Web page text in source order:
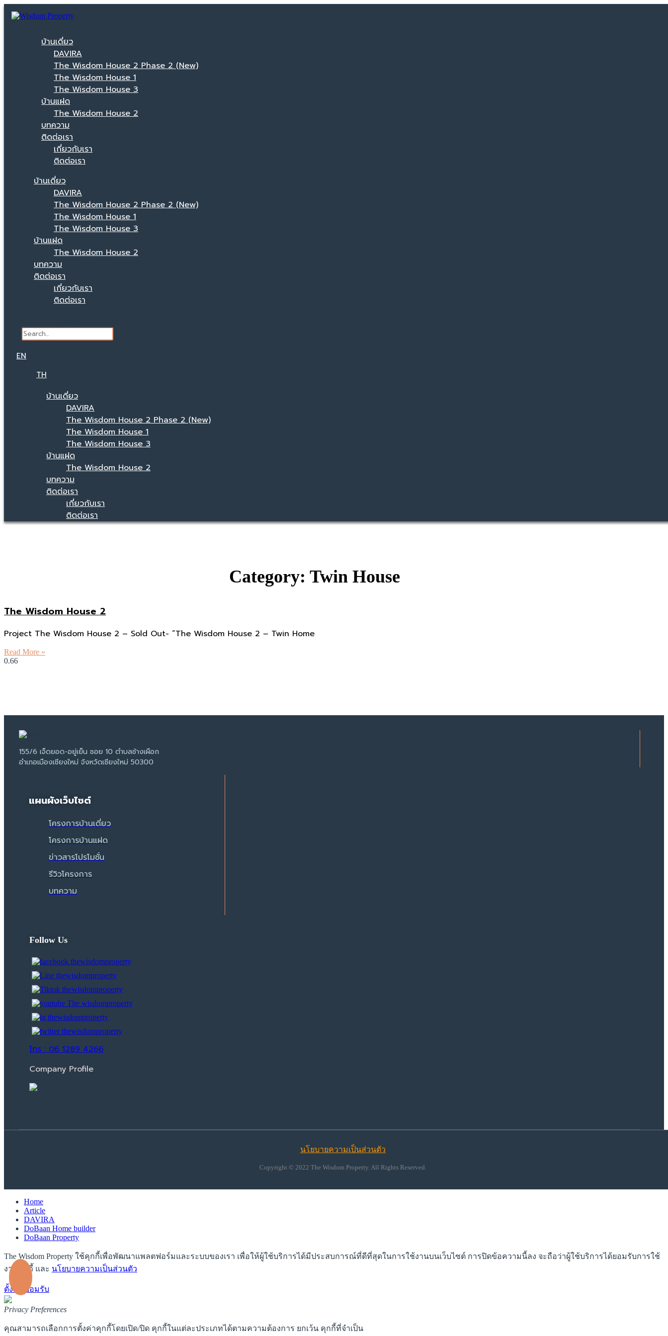
บ้านเดี่ยว
DAVIRA
The Wisdom House 2 Phase 2 (New)
The Wisdom House 1
The Wisdom House 3
บ้านแฝด
The Wisdom House 2
บทความ
ติดต่อเรา
เกี่ยวกับเรา
ติดต่อเรา
บ้านเดี่ยว
DAVIRA
The Wisdom House 2 Phase 2 (New)
The Wisdom House 1
The Wisdom House 3
บ้านแฝด
The Wisdom House 2
บทความ
ติดต่อเรา
เกี่ยวกับเรา
ติดต่อเรา
EN
TH
บ้านเดี่ยว
DAVIRA
The Wisdom House 2 Phase 2 (New)
The Wisdom House 1
The Wisdom House 3
บ้านแฝด
The Wisdom House 2
บทความ
ติดต่อเรา
เกี่ยวกับเรา
ติดต่อเรา
Category: Twin House
The Wisdom House 2
Project The Wisdom House 2 – Sold Out- “The Wisdom House 2 – Twin Home
Read More »
155/6 เจ็ดยอด-อยู่เย็น ซอย 10 ตำบลช้างเผือก
อำเภอเมืองเชียงใหม่ จังหวัดเชียงใหม่ 50300
แผนผังเว็บไซต์
โครงการบ้านเดี่ยว
โครงการบ้านแฝด
ข่าวสารโปรโมชั่น
รีวิวโครงการ
บทความ
Follow Us
โทร : 06 1289 4266
Company Profile
นโยบายความเป็นส่วนตัว
Copyright © 2022 The Wisdom Property. All Rights Reserved.
Home
Article
DAVIRA
DoBaan Home builder
DoBaan Property
The Wisdom Property ใช้คุกกี้เพื่อพัฒนาแพลตฟอร์มและระบบของเรา เพื่อให้ผู้ใช้บริการได้มีประสบการณ์ที่ดีที่สุดในการใช้งานบนเว็บไซต์ การปิดข้อความนี้ลง จะถือว่าผู้ใช้บริการได้ยอมรับการใช้
งานคุกกี้ และ นโยบายความเป็นส่วนตัว
ตั้งค่า ยอมรับ
Privacy Preferences
คุณสามารถเลือกการตั้งค่าคุกกี้โดยเปิด/ปิด คุกกี้ในแต่ละประเภทได้ตามความต้องการ ยกเว้น คุกกี้ที่จำเป็น